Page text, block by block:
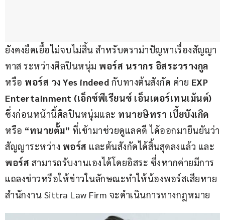
ยังคงยืดเยื้อไม่จบไม่สิ้น สำหรับดราม่าปัญหาเรื่องสัญญา
ทาส ระหว่างศิลปินหนุ่ม พอร์ส นรากร อิสระวรางกูล
หรือ พอร์ส วง Yes indeed กับทางต้นสังกัด ค่าย EXP
Entertainment (เอ็กซ์พีเรียนซ์ เอ็นเตอร์เทนเม้นต์)
ซึ่งก่อนหน้านี้ศิลปินหนุ่มและ ทนายษิทรา เบี้ยบังเกิด
หรือ “ทนายตั้ม” ที่เข้ามาช่วยดูแลคดี ได้ออกมายืนยันว่า
สัญญาระหว่าง พอร์ส และต้นสังกัดได้สิ้นสุดลงแล้ว และ
พอร์ส สามารถรับงานเองได้โดยอิสระ ซึ่งหากค่ายมีการ
แถลงข่าวหรือให้ข่าวในลักษณะทำให้น้องพอร์สเสียหาย
สำนักงาน Sittra Law Firm จะดำเนินการทางกฎหมาย